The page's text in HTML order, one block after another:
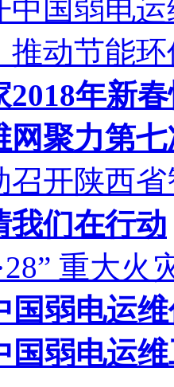
中国弱电
推动节能
2018年新
网聚力第
召开陕西
我们在行动
重大火
国弱电运
国弱电运